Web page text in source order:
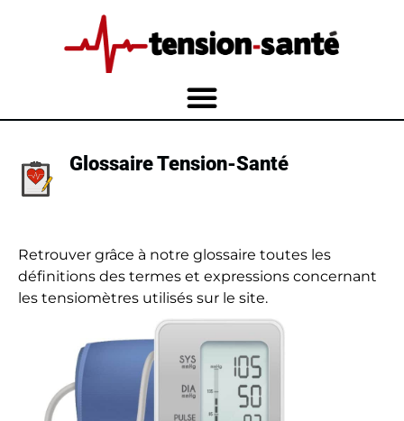
Glossaire Tension-Santé
Retrouver grâce à notre glossaire toutes les
définitions des termes et expressions concernant
les tensiomètres utilisés sur le site.